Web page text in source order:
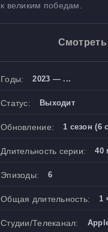
к великим победам.
Смотреть
Годы: 2023 — ...
Статус: Выходит
Обновление: 1 сезон (6
Длительность серии: 40
Эпизоды: 6
Общая длительность: 1
Студии/Телеканал: